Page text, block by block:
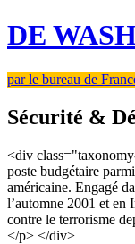
DE
par le bureau de
Sécurité &
<div
poste budgétaire
américaine. Engagé
l’automne 2001 et en
contre le terrorisme
</p> </div>